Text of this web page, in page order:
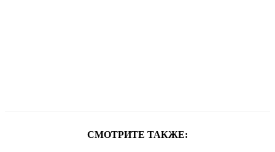
СМОТРИТЕ ТАКЖЕ: